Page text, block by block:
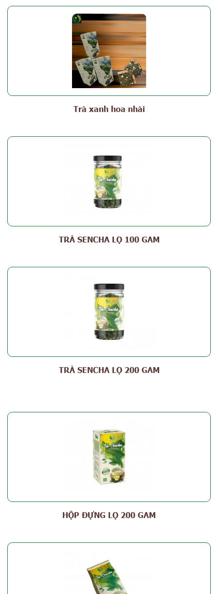
Trà xanh hoa nhài
TRÀ SENCHA LỌ 100 GAM
TRÀ SENCHA LỌ 200 GAM
HỘP ĐỰNG LỌ 200 GAM